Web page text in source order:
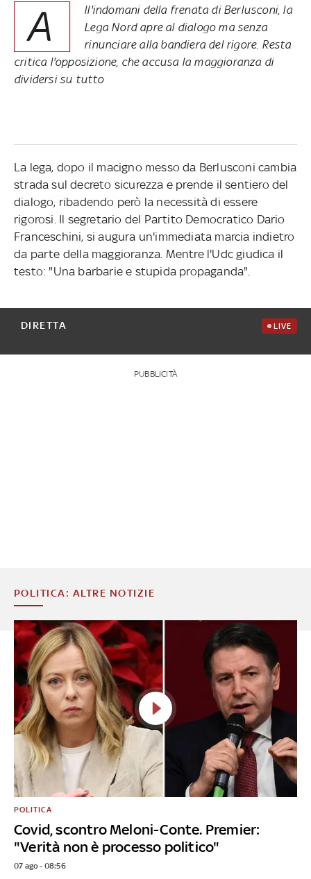
A
ll'indomani della frenata di Berlusconi, la
Lega Nord apre al dialogo ma senza
rinunciare alla bandiera del rigore. Resta
critica l'opposizione, che accusa la maggioranza di
dividersi su tutto
La lega, dopo il macigno messo da Berlusconi cambia
strada sul decreto sicurezza e prende il sentiero del
dialogo, ribadendo però la necessità di essere
rigorosi. Il segretario del Partito Democratico Dario
Franceschini, si augura un'immediata marcia indietro
da parte della maggioranza. Mentre l'Udc giudica il
testo: "Una barbarie e stupida propaganda".
DIRETTA LIVE
PUBBLICITÀ
POLITICA: ALTRE NOTIZIE
Covid, scontro Meloni-Conte. Premier:
"Verità non è processo politico"
POLITICA
07 ago - 08:56